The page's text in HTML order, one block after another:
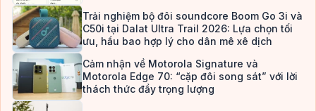
Trải nghiệm bộ đôi soundcore Boom Go 3i và
C50i tại Dalat Ultra Trail 2026: Lựa chọn tối
ưu, hầu bao hợp lý cho dân mê xê dịch
Cảm nhận về Motorola Signature và
Motorola Edge 70: “cặp đôi song sát” với lời
thách thức đầy trọng lượng